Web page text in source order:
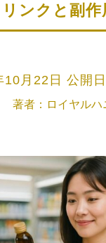
ンクと副作
月22日 公開日
著者：ロイヤル